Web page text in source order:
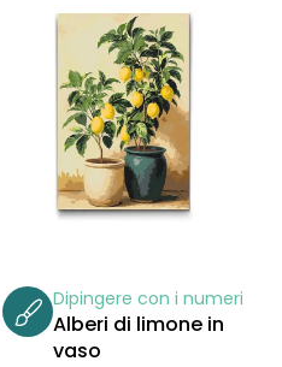
Dipingere con i numeri
Alberi di limone in
vaso